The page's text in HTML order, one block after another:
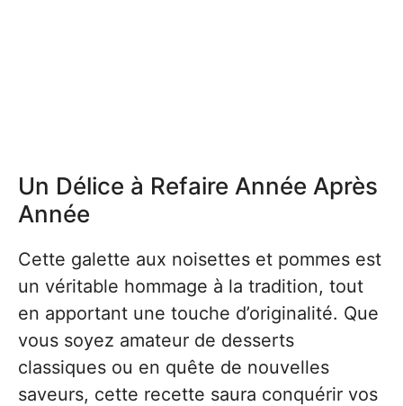
Un Délice à Refaire Année Après
Année
Cette galette aux noisettes et pommes est
un véritable hommage à la tradition, tout
en apportant une touche d’originalité. Que
vous soyez amateur de desserts
classiques ou en quête de nouvelles
saveurs, cette recette saura conquérir vos